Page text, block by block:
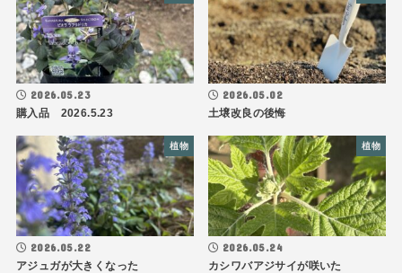
2026.05.23
購入品 2026.5.23
2026.05.02
土壌改良の後悔
植物
2026.05.22
アジュガが大きくなった
植物
2026.05.24
カシワバアジサイが咲いた